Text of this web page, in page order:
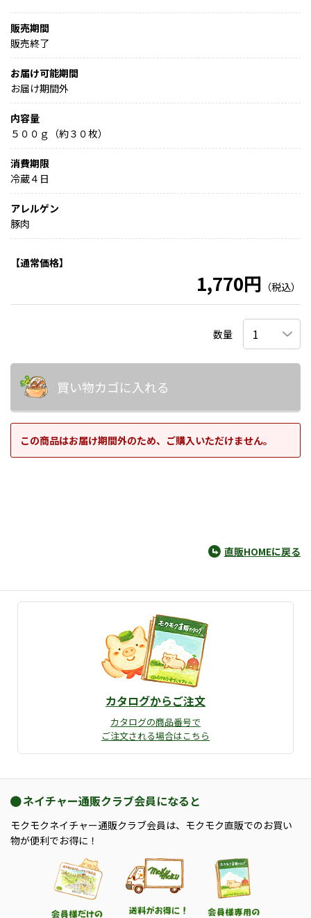
販売期間
販売終了
お届け可能期間
お届け期間外
内容量
５００ｇ（約３０枚）
消費期限
冷蔵４日
アレルゲン
豚肉
【通常価格】
1,770円 （税込）
数量
買い物カゴに入れる
この商品はお届け期間外のため、ご購入いただけません。
直販HOMEに戻る
カタログからご注文
カタログの商品番号で
ご注文される場合はこちら
ネイチャー通販クラブ会員になると
モクモクネイチャー通販クラブ会員は、モクモク直販でのお買い
物が便利でお得に！